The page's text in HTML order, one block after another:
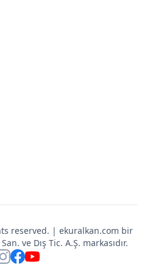
reserved. | ekuralkan.com bir
ve Dış Tic. A.Ş. markasıdır.